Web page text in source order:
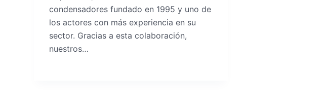
condensadores fundado en 1995 y uno de
los actores con más experiencia en su
sector. Gracias a esta colaboración,
nuestros…